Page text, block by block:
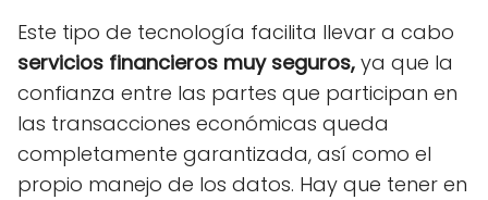
Este tipo de tecnología facilita llevar a cabo
servicios financieros muy seguros, ya que la
confianza entre las partes que participan en
las transacciones económicas queda
completamente garantizada, así como el
propio manejo de los datos. Hay que tener en